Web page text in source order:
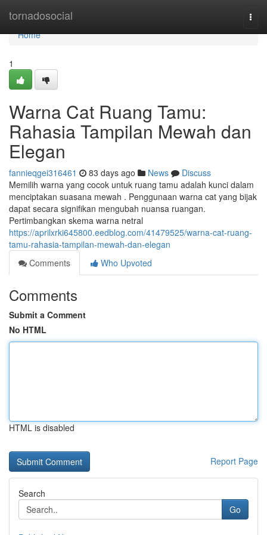
tornadosocial
Home
Home
1
Warna Cat Ruang Tamu:
Rahasia Tampilan Mewah dan
Elegan
fannieqgei316461 83 days ago News
Discuss
Memilih warna yang cocok untuk ruang tamu adalah kunci dalam
menciptakan suasana mewah . Penggunaan warna cat yang bijak
dapat secara signifikan mengubah nuansa ruangan.
Pertimbangkan skema warna netral
https://aprilxrki645800.eedblog.com/41479525/warna-cat-ruang-
tamu-rahasia-tampilan-mewah-dan-elegan
Comments
Who Upvoted
Comments
Submit a Comment
No HTML
HTML is disabled
Report Page
Search
Go